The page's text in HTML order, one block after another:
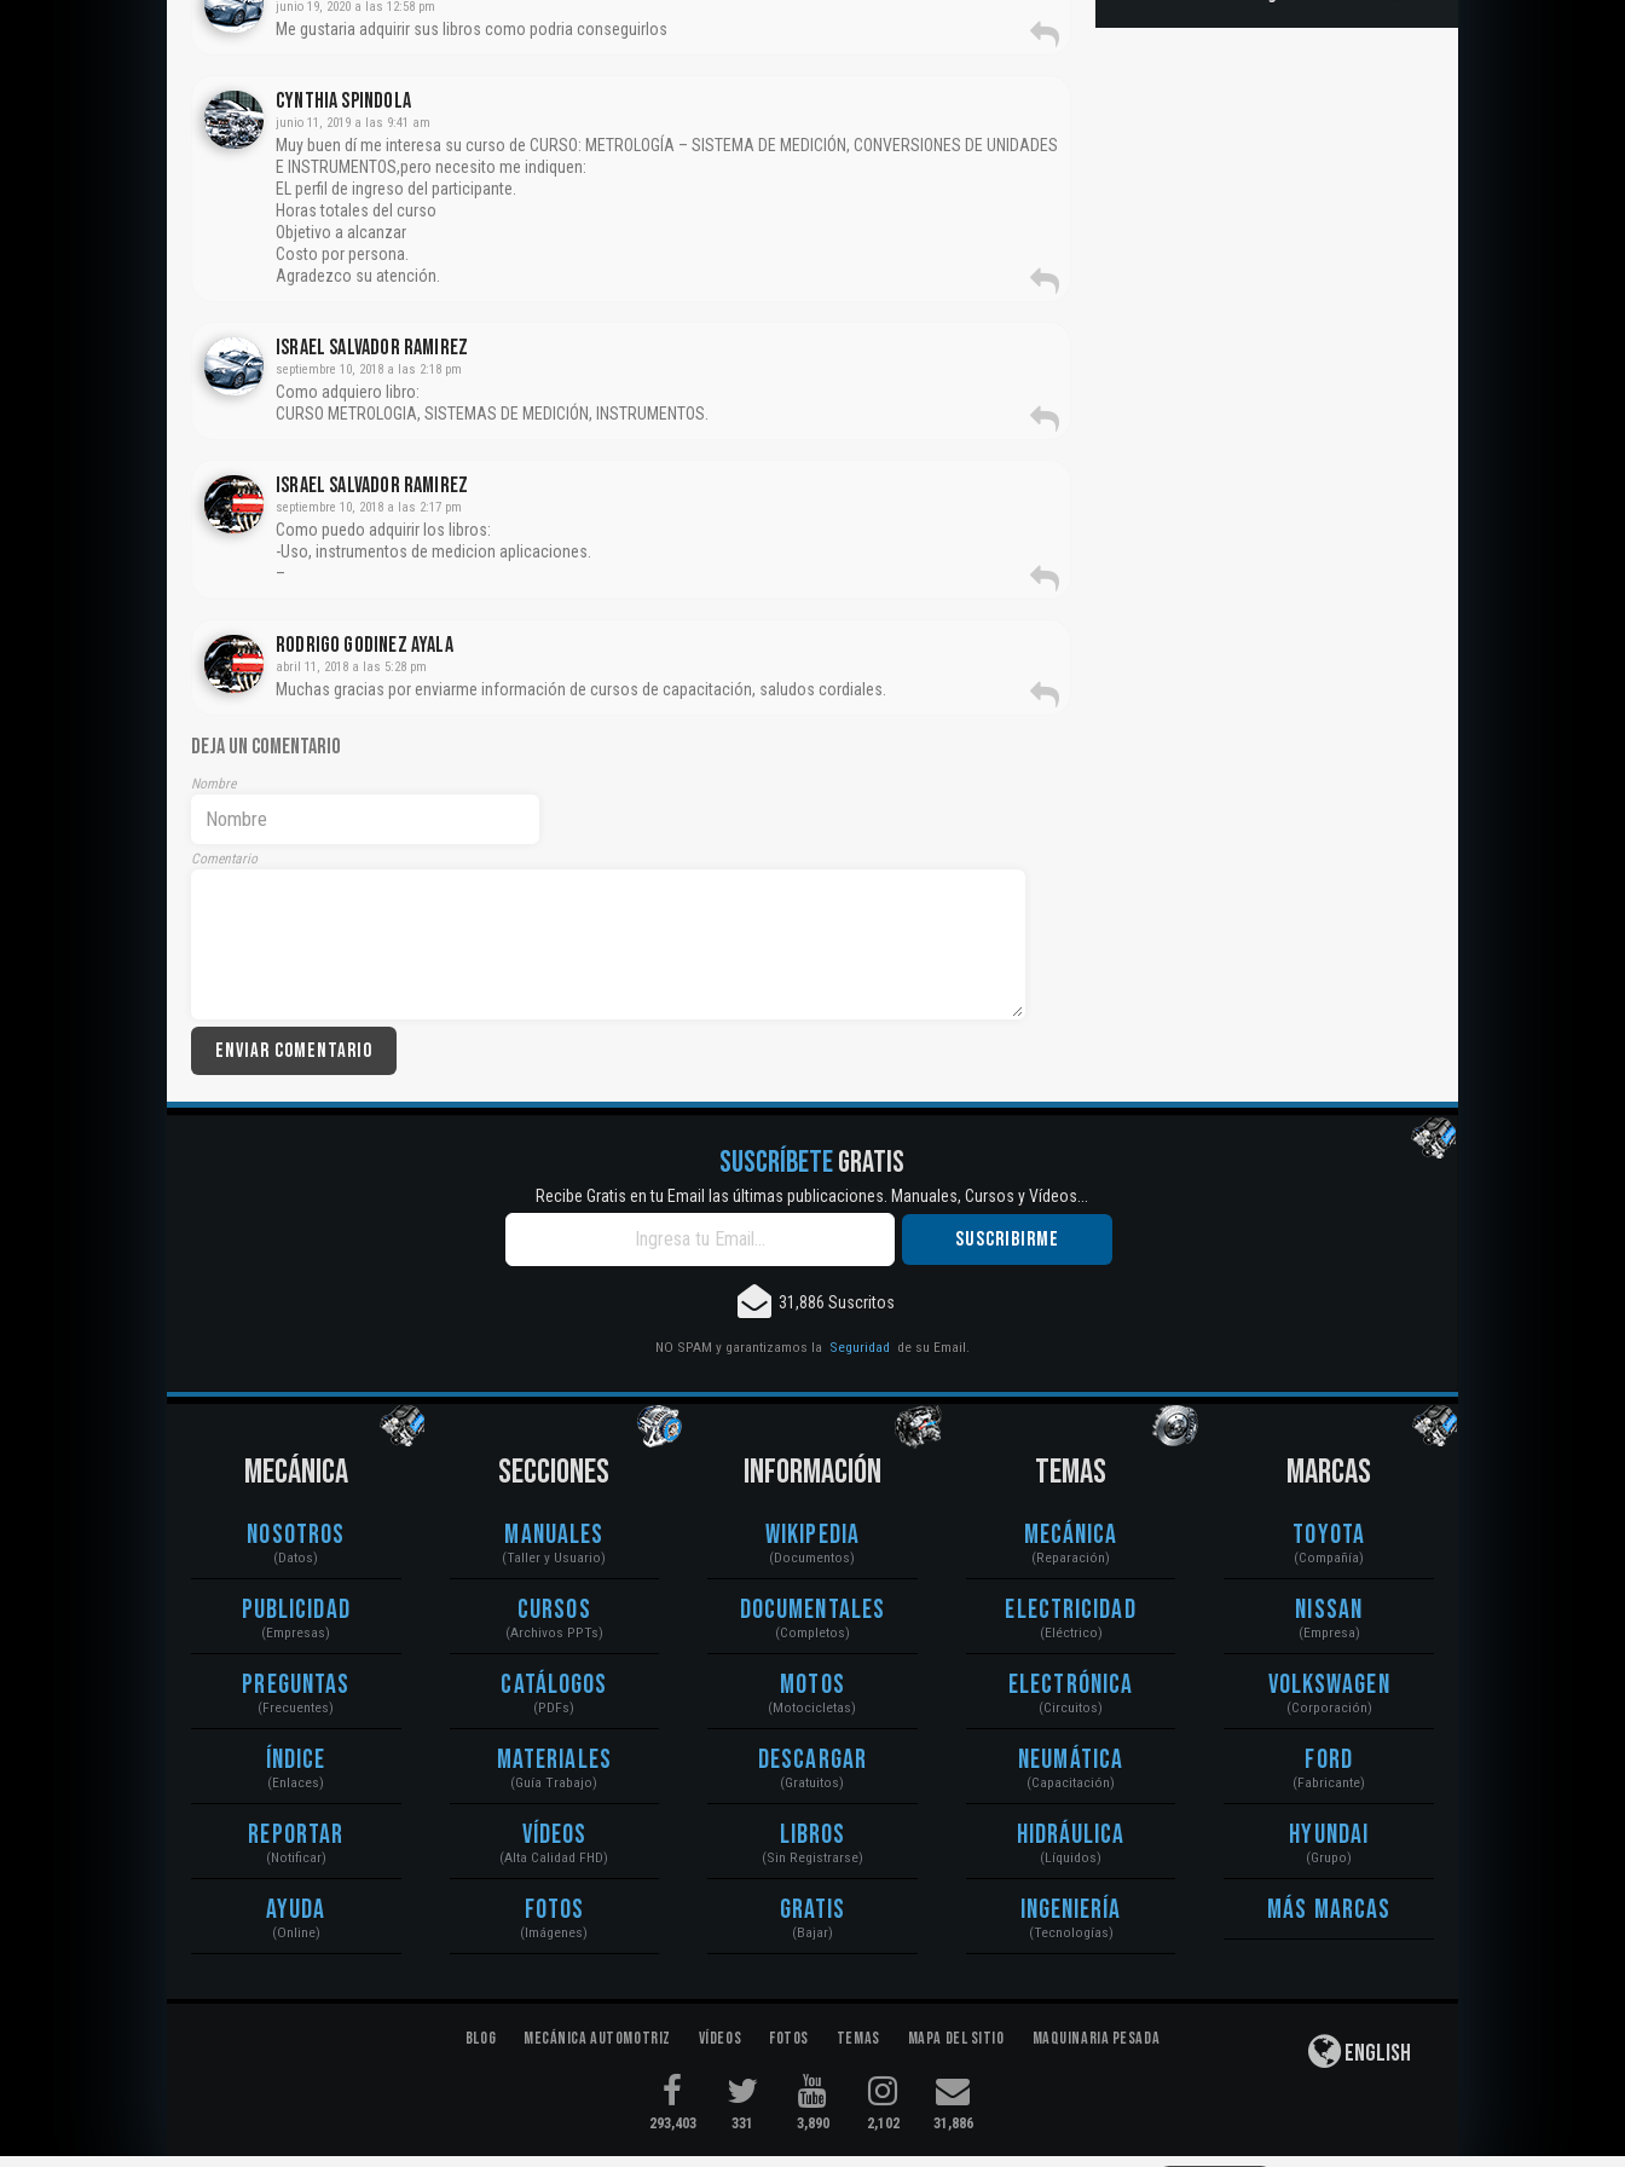
junio 19, 2020 a las 12:58 pm
Me gustaria adquirir sus libros como podria conseguirlos
CYNTHIA SPINDOLA
junio 11, 2019 a las 9:41 am
Muy buen dí me interesa su curso de CURSO: METROLOGÍA – SISTEMA DE MEDICIÓN, CONVERSIONES DE UNIDADES
E INSTRUMENTOS,pero necesito me indiquen:
EL perfil de ingreso del participante.
Horas totales del curso
Objetivo a alcanzar
Costo por persona.
Agradezco su atención.
Israel Salvador Ramirez
septiembre 10, 2018 a las 2:18 pm
Como adquiero libro:
CURSO METROLOGIA, SISTEMAS DE MEDICIÓN, INSTRUMENTOS.
Israel Salvador Ramirez
septiembre 10, 2018 a las 2:17 pm
Como puedo adquirir los libros:
-Uso, instrumentos de medicion aplicaciones.
–
Rodrigo Godinez Ayala
abril 11, 2018 a las 5:28 pm
Muchas gracias por enviarme información de cursos de capacitación, saludos cordiales.
DEJA UN COMENTARIO
Nombre
Comentario
SUSCRÍBETEGRATIS
Recibe Gratis en tu Email las últimas publicaciones. Manuales, Cursos y Vídeos...
31,886 Suscritos
NO SPAM y garantizamos la Seguridad de su Email.
MECÁNICA
Nosotros
(Datos)
Publicidad
(Empresas)
Preguntas
(Frecuentes)
Índice
(Enlaces)
Reportar
(Notificar)
Ayuda
(Online)
SECCIONES
Manuales
(Taller y Usuario)
Cursos
(Archivos PPTs)
Catálogos
(PDFs)
Materiales
(Guía Trabajo)
Vídeos
(Alta Calidad FHD)
Fotos
(Imágenes)
INFORMACIÓN
Wikipedia
(Documentos)
Documentales
(Completos)
Motos
(Motocicletas)
Descargar
(Gratuitos)
Libros
(Sin Registrarse)
Gratis
(Bajar)
TEMAS
Mecánica
(Reparación)
Electricidad
(Eléctrico)
Electrónica
(Circuitos)
Neumática
(Capacitación)
Hidráulica
(Líquidos)
Ingeniería
(Tecnologías)
MARCAS
Toyota
(Compañía)
Nissan
(Empresa)
Volkswagen
(Corporación)
Ford
(Fabricante)
Hyundai
(Grupo)
Más Marcas
Blog Mecánica Automotriz Vídeos Fotos Temas Mapa del Sitio Maquinaria Pesada
293,403 331 3,890 2,102 31,886
English